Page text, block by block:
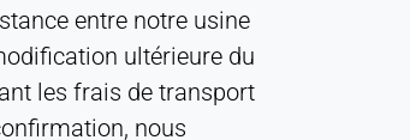
entre notre usine
ultérieure du
les frais de transport
nous